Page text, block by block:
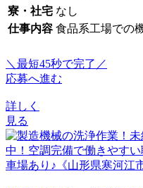
寮・社宅 なし
仕事内容 食品系工場での
＼最短45秒で完了／
応募へ進む
詳しく
見る